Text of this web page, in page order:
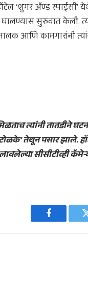
‘शुगर ॲण्ड
सुरुवात केली.
आणि कामगारांनी
त्यांनी तातडीने
तेथून पसार झाले.
सीसीटीव्ही
Facebook